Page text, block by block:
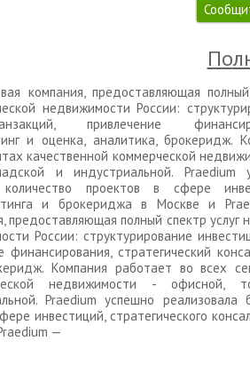
компания, предоставляющая
недвижимости России:
привлечение
и оценка, аналитика, брокеридж.
качественной коммерческой
и индустриальной. Praedium
проектов в сфере
и брокериджа в Москве и
предоставляющая полный спектр услуг
России: структурирование
финансирования, стратегический
Компания работает во всех
недвижимости - офисной,
Praedium успешно реализовала
инвестиций, стратегического
—